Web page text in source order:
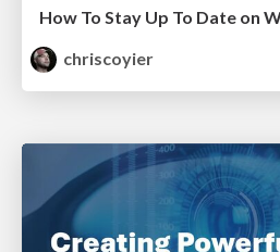
How To Stay Up To Date on
chriscoyier